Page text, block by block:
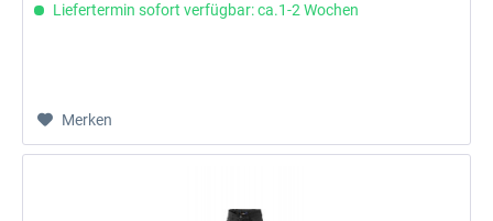
Liefertermin sofort verfügbar: ca.1-2 Wochen
Merken